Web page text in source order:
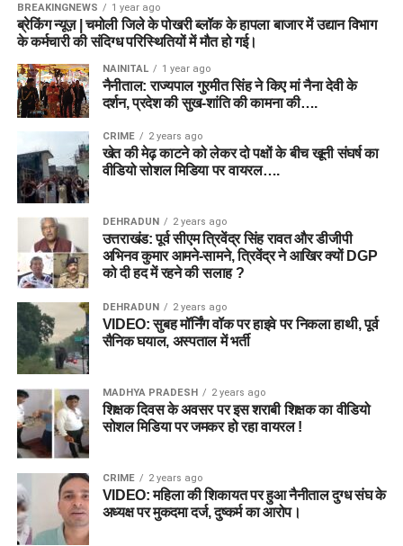
BREAKINGNEWS 1 year ago
ब्रेकिंग न्यूज़ | चमोली जिले के पोखरी ब्लॉक के हापला बाजार में उद्यान विभाग
के कर्मचारी की संदिग्ध परिस्थितियों में मौत हो गई।
NAINITAL 1 year ago
नैनीताल: राज्यपाल गुरमीत सिंह ने किए मां नैना देवी के
दर्शन, प्रदेश की सुख-शांति की कामना की….
CRIME 2 years ago
खेत की मेढ़ काटने को लेकर दो पक्षों के बीच खूनी संघर्ष का
वीडियो सोशल मिडिया पर वायरल….
DEHRADUN 2 years ago
उत्तराखंड: पूर्व सीएम त्रिवेंद्र सिंह रावत और डीजीपी
अभिनव कुमार आमने-सामने, त्रिवेंद्र ने आखिर क्यों DGP
को दी हद में रहने की सलाह ?
DEHRADUN 2 years ago
VIDEO: सुबह मॉर्निंग वॉक पर हाइवे पर निकला हाथी, पूर्व
सैनिक घयाल, अस्पताल में भर्ती
MADHYA PRADESH 2 years ago
शिक्षक दिवस के अवसर पर इस शराबी शिक्षक का वीडियो
सोशल मिडिया पर जमकर हो रहा वायरल !
CRIME 2 years ago
VIDEO: महिला की शिकायत पर हुआ नैनीताल दुग्ध संघ के
अध्यक्ष पर मुकदमा दर्ज, दुष्कर्म का आरोप।